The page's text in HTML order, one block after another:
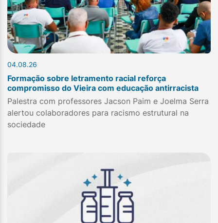
04.08.26
Formação sobre letramento racial reforça
compromisso do Vieira com educação antirracista
Palestra com professores Jacson Paim e Joelma Serra
alertou colaboradores para racismo estrutural na
sociedade